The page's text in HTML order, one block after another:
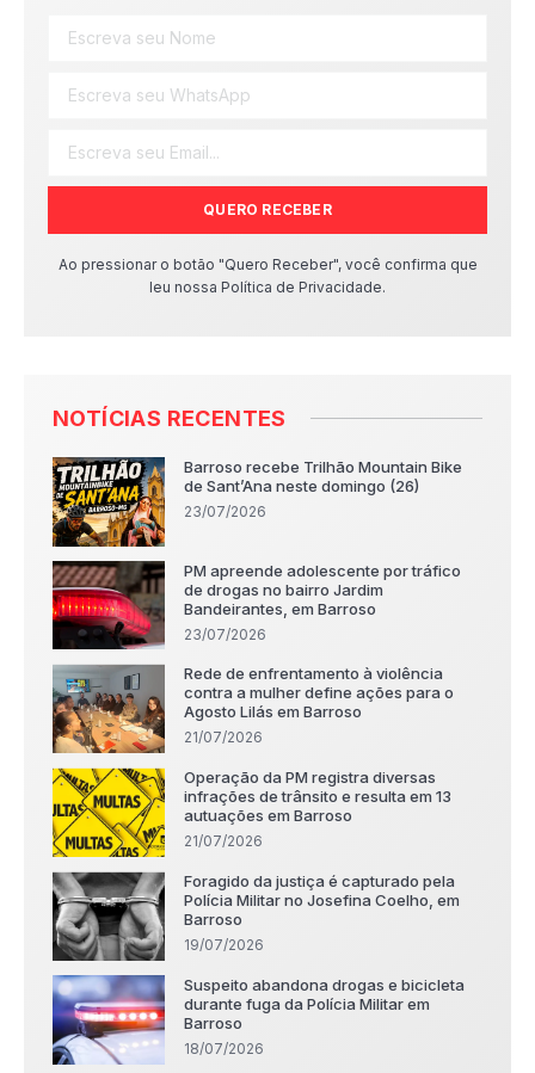
QUERO RECEBER
Ao pressionar o botão "Quero Receber", você confirma que
leu nossa Política de Privacidade.
NOTÍCIAS RECENTES
Barroso recebe Trilhão Mountain Bike
de Sant’Ana neste domingo (26)
23/07/2026
PM apreende adolescente por tráfico
de drogas no bairro Jardim
Bandeirantes, em Barroso
23/07/2026
Rede de enfrentamento à violência
contra a mulher define ações para o
Agosto Lilás em Barroso
21/07/2026
Operação da PM registra diversas
infrações de trânsito e resulta em 13
autuações em Barroso
21/07/2026
Foragido da justiça é capturado pela
Polícia Militar no Josefina Coelho, em
Barroso
19/07/2026
Suspeito abandona drogas e bicicleta
durante fuga da Polícia Militar em
Barroso
18/07/2026